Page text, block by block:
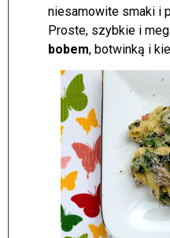
niesamowite smaki i
Proste, szybkie i
bobem, botwinką i